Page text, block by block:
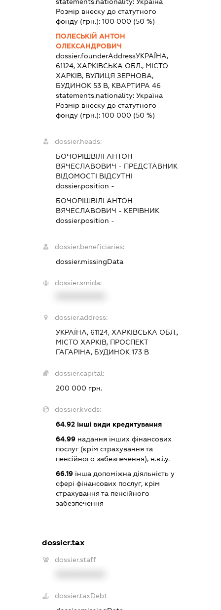
Розмір внеску до статутного
фонду (грн.):100 000 (50 %)
ПОЛЕСЬКІЙ АНТОН
ОЛЕКСАНДРОВИЧ
dossier.founderAddressУКРАЇНА,
61124, ХАРКІВСЬКА ОБЛ., МІСТО
ХАРКІВ, ВУЛИЦЯ ЗЕРНОВА,
БУДИНОК 53 В, КВАРТИРА 46
statements.nationality:Україна
Розмір внеску до статутного
фонду (грн.):100 000 (50 %)
dossier.heads:
БОЧОРІШВІЛІ АНТОН
ВЯЧЕСЛАВОВИЧ - ПРЕДСТАВНИК
ВІДОМОСТІ ВІДСУТНІ
dossier.position -
БОЧОРІШВІЛІ АНТОН
ВЯЧЕСЛАВОВИЧ - КЕРІВНИК
dossier.position -
dossier.beneficiaries:
dossier.missingData
dossier.smida:
dossier.address:
УКРАЇНА, 61124, ХАРКІВСЬКА ОБЛ.,
МІСТО ХАРКІВ, ПРОСПЕКТ
ГАГАРІНА, БУДИНОК 173 В
dossier.capital:
200 000 грн.
dossier.kveds:
64.92 інші види кредитування
64.99 надання інших фінансових
послуг (крім страхування та
пенсійного забезпечення), н.в.і.у.
66.19 інша допоміжна діяльність у
сфері фінансових послуг, крім
страхування та пенсійного
забезпечення
dossier.tax
dossier.staff
dossier.taxDebt